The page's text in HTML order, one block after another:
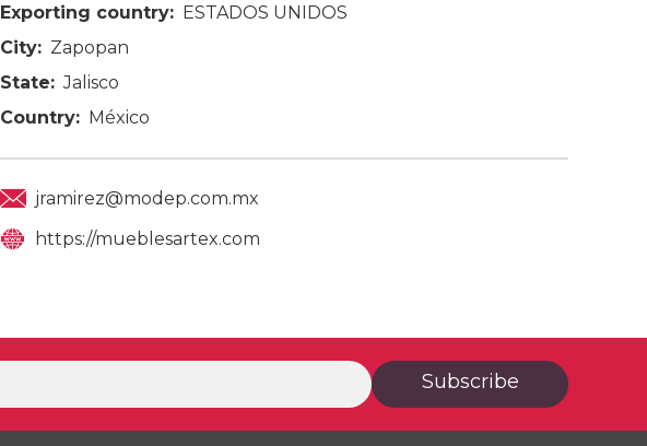
Exporting country: ESTADOS UNIDOS
City: Zapopan
State: Jalisco
Country: México
jramirez@modep.com.mx
https://mueblesartex.com
Subscribe